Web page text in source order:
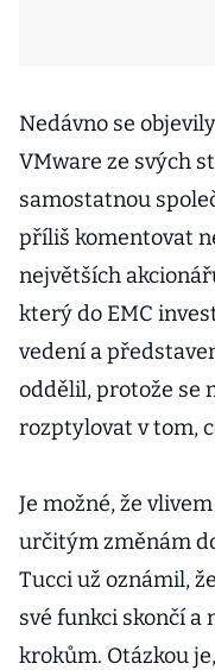
Nedávno se
VMware ze svých
samostatnou
příliš komentovat
největších
který do EMC
vedení a
oddělil, protože se
rozptylovat v tom,
Je možné, že
určitým změnám
Tucci už oznámil,
své funkci skončí
krokům. Otázkou